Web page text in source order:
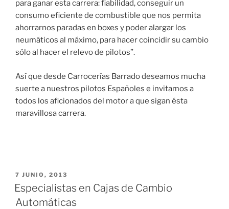
para ganar esta carrera: fiabilidad, conseguir un
consumo eficiente de combustible que nos permita
ahorrarnos paradas en boxes y poder alargar los
neumáticos al máximo, para hacer coincidir su cambio
sólo al hacer el relevo de pilotos”.
Así que desde Carrocerías Barrado deseamos mucha
suerte a nuestros pilotos Españoles e invitamos a
todos los aficionados del motor a que sigan ésta
maravillosa carrera.
PUBLICADO
EL
7 JUNIO, 2013
Especialistas en Cajas de Cambio
Automáticas